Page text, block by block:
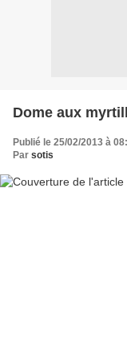
Dome aux
Publié le 25/02/2013 à
Par sotis